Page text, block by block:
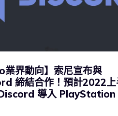
業界動向】索尼宣布與
締結合作！預計2022上
導入 PlayStation